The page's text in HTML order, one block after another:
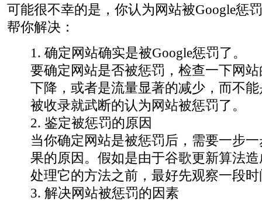
可能很不幸的是，你认为网站被Google惩
帮你解决：
1. 确定网站确实是被Google惩罚了。
要确定网站是否被惩罚，检查一下网
下降，或者是流量显著的减少，而不
被收录就武断的认为网站被惩罚了。
2. 鉴定被惩罚的原因
当你确定网站是被惩罚后，需要一步
果的原因。假如是由于谷歌更新算法
处理它的方法之前，最好先观察一段
3. 解决网站被惩罚的因素